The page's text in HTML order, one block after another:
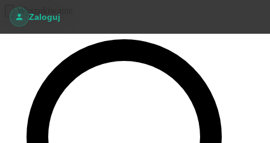
Zaloguj
Wyszukiwanie